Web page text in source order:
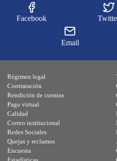
Facebook
Email
Régimen legal
Contratación
Rendición de cuentas
Pago virtual
Calidad
Correo institucional
Redes Sociales
Quejas y reclamos
Encuesta